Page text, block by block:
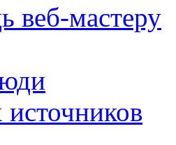
веб-мастеру